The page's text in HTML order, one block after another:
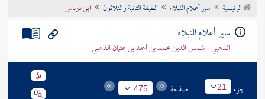
تراجم الأعلام
الرئيسية سير أعلام النبلاء الطبقة الثانية والثلاثون ابن درباس
سير أعلام النبلاء
الذهبي - شمس الدين محمد بن أحمد بن عثمان الذهبي
جزء 21 صفحة 475